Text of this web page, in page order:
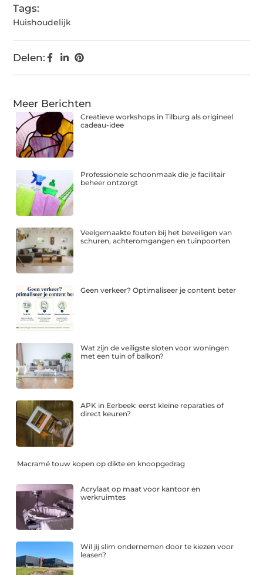
Tags:
Huishoudelijk
Delen:
Meer Berichten
Creatieve workshops in Tilburg als origineel
cadeau-idee
Professionele schoonmaak die je facilitair
beheer ontzorgt
Veelgemaakte fouten bij het beveiligen van
schuren, achteromgangen en tuinpoorten
Geen verkeer? Optimaliseer je content beter
Wat zijn de veiligste sloten voor woningen
met een tuin of balkon?
APK in Eerbeek: eerst kleine reparaties of
direct keuren?
Macramé touw kopen op dikte en knoopgedrag
Acrylaat op maat voor kantoor en
werkruimtes
Wil jij slim ondernemen door te kiezen voor
leasen?